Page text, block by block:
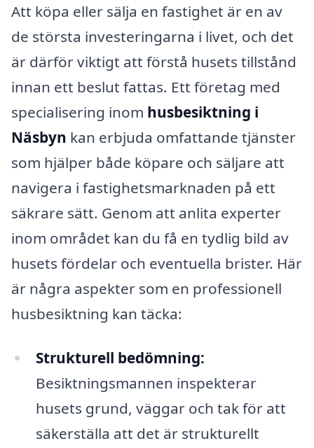
Att köpa eller sälja en fastighet är en av
de största investeringarna i livet, och det
är därför viktigt att förstå husets tillstånd
innan ett beslut fattas. Ett företag med
specialisering inom husbesiktning i
Näsbyn kan erbjuda omfattande tjänster
som hjälper både köpare och säljare att
navigera i fastighetsmarknaden på ett
säkrare sätt. Genom att anlita experter
inom området kan du få en tydlig bild av
husets fördelar och eventuella brister. Här
är några aspekter som en professionell
husbesiktning kan täcka:
Strukturell bedömning:
Besiktningsmannen inspekterar
husets grund, väggar och tak för att
säkerställa att det är strukturellt